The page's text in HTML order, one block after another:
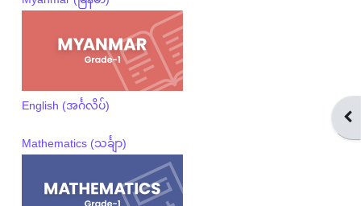
English (အင်္ဂလိပ်)
Mathematics (သင်္ချာ)